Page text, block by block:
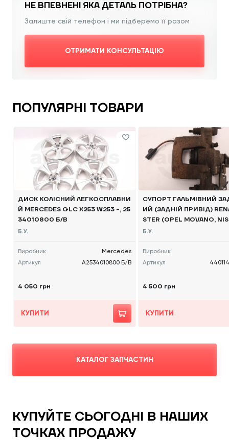
НЕ ВПЕВНЕНІ ЯКА ДЕТАЛЬ ПОТРІБНА?
Залиште свій телефон і ми підберемо її разом
ОТРИМАТИ КОНСУЛЬТАЦІЮ
ПОПУЛЯРНІ ТОВАРИ
ДИСК КОЛІСНИЙ ЛЕГКОСПЛАВНИ
Й MERCEDES GLC X253 W253 -, 25
34010800 Б/В
Б.У.
Виробник
Mercedes
Артикул
A2534010800 Б/В
4 050 грн
КУПИТИ
СУПОРТ ГАЛЬМІВНИЙ
ИЙ (ЗАДНІЙ ПРИВІД)
STER (OPEL MOVANO,
400) 2010 -,
Б.У.
Виробник
Артикул
4 500 грн
КУПИТИ
КАТАЛОГ ЗАПЧАСТИН
КУПУЙТЕ СЬОГОДНІ В НАШИХ
ТОЧКАХ ПРОДАЖУ